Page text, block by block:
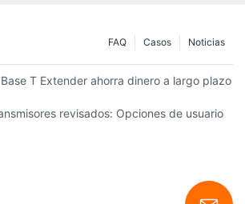
Noticias
Casos
FAQ
T Extender ahorra dinero a largo plazo
revisados: Opciones de usuario